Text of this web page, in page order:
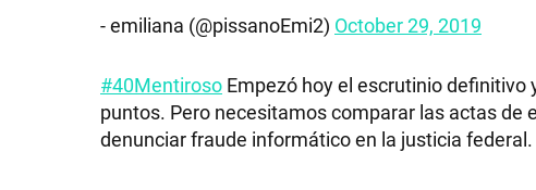
- emiliana (@pissanoEmi2) October 29, 2019
#40Mentiroso Empezó hoy el escrutinio definitivo
puntos. Pero necesitamos comparar las actas
denunciar fraude informático en la justicia federal.